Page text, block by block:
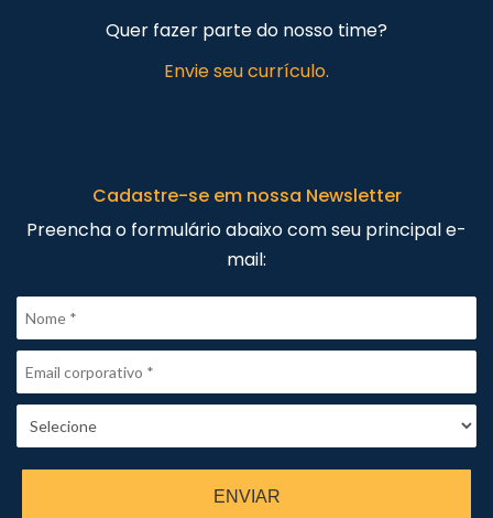
Quer fazer parte do nosso time?
Envie seu currículo.
Cadastre-se em nossa Newsletter
Preencha o formulário abaixo com seu principal e-
mail:
ENVIAR